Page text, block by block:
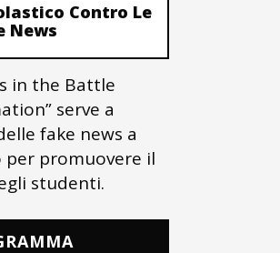
Contro Le
News
in the Battle
serve a
fake news a
per promuovere il
studenti.